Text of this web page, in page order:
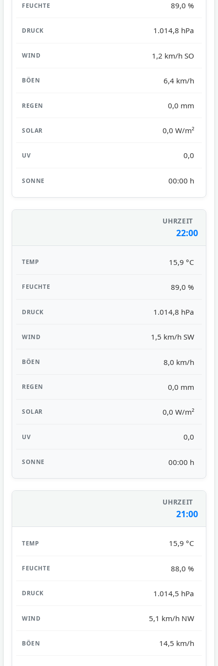
89,0 %
1.014,8 hPa
1,2 km/h SO
6,4 km/h
0,0 mm
0,0 W/m²
0,0
00:00 h
22:00
15,9 °C
89,0 %
1.014,8 hPa
1,5 km/h SW
8,0 km/h
0,0 mm
0,0 W/m²
0,0
00:00 h
21:00
15,9 °C
88,0 %
1.014,5 hPa
5,1 km/h NW
14,5 km/h